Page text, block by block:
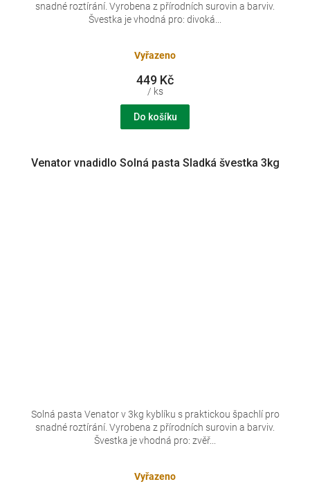
Vyřazeno
449 Kč
/ ks
Do košíku
snadné roztírání. Vyrobena z přírodních surovin a barviv.
Švestka je vhodná pro: divoká...
Venator vnadidlo Solná pasta Sladká švestka 3kg
Vyřazeno
Solná pasta Venator v 3kg kyblíku s praktickou špachlí pro
snadné roztírání. Vyrobena z přírodních surovin a barviv.
Švestka je vhodná pro: zvěř...